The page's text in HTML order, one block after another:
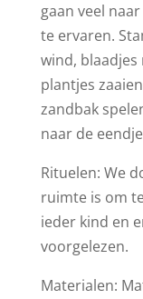
gaan veel
te ervaren.
wind,
plantjes
zandbak
naar de
Rituelen: We
ruimte is om
ieder kind en
voorgelezen.
Materialen: